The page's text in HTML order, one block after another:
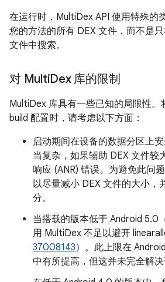
在运行时，MultiDex API 使用特殊的
您的方法的所有 DEX 文件，而不是
文件中搜索。
对 MultiDex 库的限制
MultiDex 库具有一些已知的局限性。
build 配置时，请考虑以下方面：
启动期间在设备的数据分区上
当复杂，如果辅助 DEX 文件较
响应 (ANR) 错误。为避免此问
以尽量减小 DEX 文件的大小，
分。
当搭载的版本低于 Android 5.0
用 MultiDex 不足以避开
37008143）。此上限在
中有所提高，但这并未完全解决